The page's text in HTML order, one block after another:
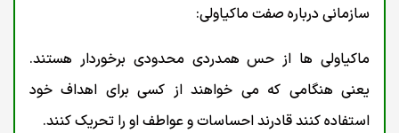
سازمانی درباره صفت ماکیاولی:
ماکیاولی ها از حس همدردی محدودی برخوردار هستند.
یعنی هنگامی که می خواهند از کسی برای اهداف خود
استفاده کنند قادرند احساسات و عواطف او را تحریک کنند.